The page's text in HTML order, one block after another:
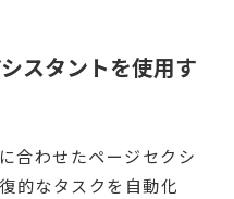
スタントを使用す
合わせたページセクシ
的なタスクを自動化